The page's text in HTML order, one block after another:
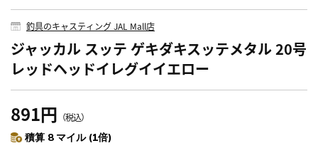
釣具のキャスティング JAL Mall店
ジャッカル スッテ ゲキダキスッテメタル 20号
レッドヘッドイレグイイエロー
891円 （税込）
積算 8 マイル (1倍)